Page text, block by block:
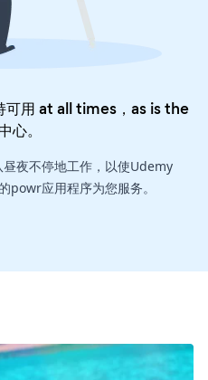
用 at all times，as is the
心。
夜不停地工作，以使Udemy
应用程序为您服务。